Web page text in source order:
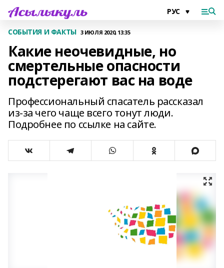
СОБЫТИЯ И ФАКТЫ 3 ИЮЛЯ 2020, 13:35
Какие неочевидные, но
смертельные опасности
подстерегают вас на воде
Профессиональный спасатель рассказал
из-за чего чаще всего тонут люди.
Подробнее по ссылке на сайте.